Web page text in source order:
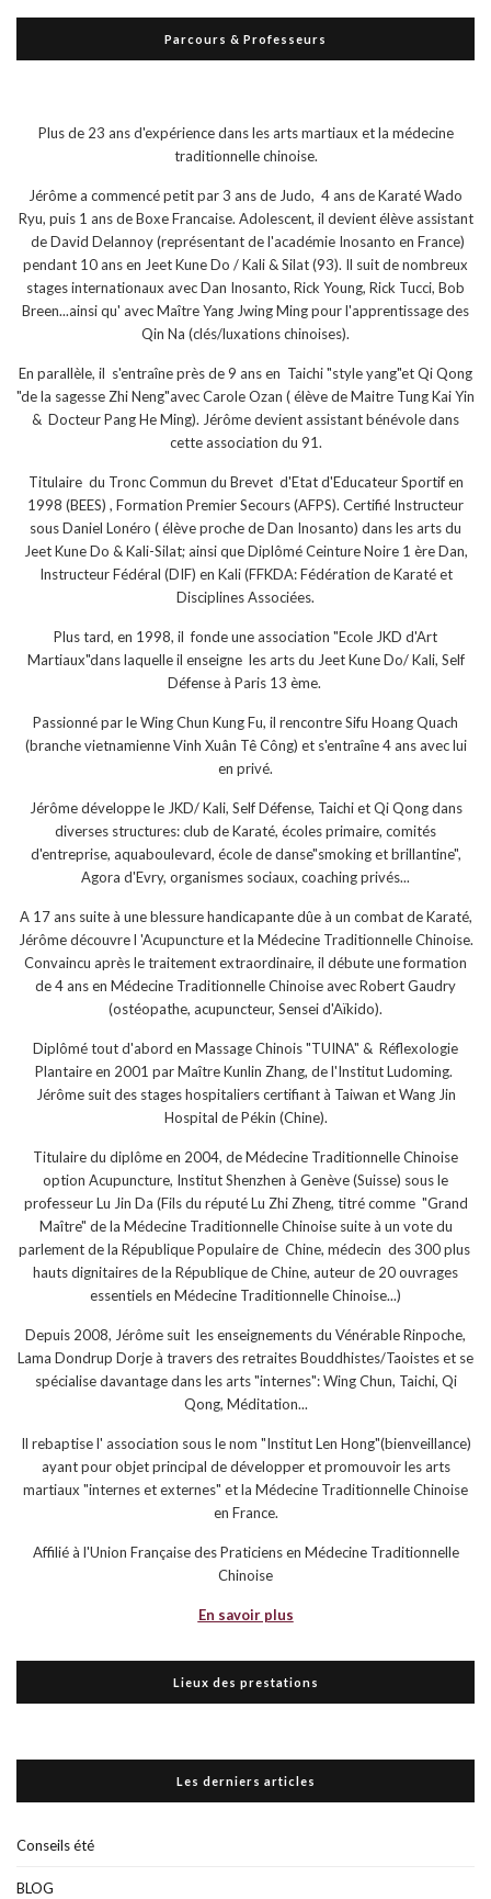
Parcours & Professeurs
Plus de 23 ans d'expérience dans les arts martiaux et la médecine
traditionnelle chinoise.
Jérôme a commencé petit par 3 ans de Judo, 4 ans de Karaté Wado
Ryu, puis 1 ans de Boxe Francaise. Adolescent, il devient élève assistant
de David Delannoy (représentant de l'académie Inosanto en France)
pendant 10 ans en Jeet Kune Do / Kali & Silat (93). Il suit de nombreux
stages internationaux avec Dan Inosanto, Rick Young, Rick Tucci, Bob
Breen...ainsi qu' avec Maître Yang Jwing Ming pour l'apprentissage des
Qin Na (clés/luxations chinoises).
En parallèle, il s'entraîne près de 9 ans en Taichi "style yang"et Qi Qong
"de la sagesse Zhi Neng"avec Carole Ozan ( élève de Maitre Tung Kai Yin
& Docteur Pang He Ming). Jérôme devient assistant bénévole dans
cette association du 91.
Titulaire du Tronc Commun du Brevet d'Etat d'Educateur Sportif en
1998 (BEES) , Formation Premier Secours (AFPS). Certifié Instructeur
sous Daniel Lonéro ( élève proche de Dan Inosanto) dans les arts du
Jeet Kune Do & Kali-Silat; ainsi que Diplômé Ceinture Noire 1 ère Dan,
Instructeur Fédéral (DIF) en Kali (FFKDA: Fédération de Karaté et
Disciplines Associées.
Plus tard, en 1998, il fonde une association "Ecole JKD d'Art
Martiaux"dans laquelle il enseigne les arts du Jeet Kune Do/ Kali, Self
Défense à Paris 13 ème.
Passionné par le Wing Chun Kung Fu, il rencontre Sifu Hoang Quach
(branche vietnamienne Vinh Xuân Tê Công) et s'entraîne 4 ans avec lui
en privé.
Jérôme développe le JKD/ Kali, Self Défense, Taichi et Qi Qong dans
diverses structures: club de Karaté, écoles primaire, comités
d'entreprise, aquaboulevard, école de danse"smoking et brillantine",
Agora d'Evry, organismes sociaux, coaching privés...
A 17 ans suite à une blessure handicapante dûe à un combat de Karaté,
Jérôme découvre l 'Acupuncture et la Médecine Traditionnelle Chinoise.
Convaincu après le traitement extraordinaire, il débute une formation
de 4 ans en Médecine Traditionnelle Chinoise avec Robert Gaudry
(ostéopathe, acupuncteur, Sensei d'Aïkido).
Diplômé tout d'abord en Massage Chinois "TUINA" & Réflexologie
Plantaire en 2001 par Maître Kunlin Zhang, de l'Institut Ludoming.
Jérôme suit des stages hospitaliers certifiant à Taiwan et Wang Jin
Hospital de Pékin (Chine).
Titulaire du diplôme en 2004, de Médecine Traditionnelle Chinoise
option Acupuncture, Institut Shenzhen à Genève (Suisse) sous le
professeur Lu Jin Da (Fils du réputé Lu Zhi Zheng, titré comme "Grand
Maître" de la Médecine Traditionnelle Chinoise suite à un vote du
parlement de la République Populaire de Chine, médecin des 300 plus
hauts dignitaires de la République de Chine, auteur de 20 ouvrages
essentiels en Médecine Traditionnelle Chinoise...)
Depuis 2008, Jérôme suit les enseignements du Vénérable Rinpoche,
Lama Dondrup Dorje à travers des retraites Bouddhistes/Taoistes et se
spécialise davantage dans les arts "internes": Wing Chun, Taichi, Qi
Qong, Méditation...
Il rebaptise l' association sous le nom "Institut Len Hong"(bienveillance)
ayant pour objet principal de développer et promouvoir les arts
martiaux "internes et externes" et la Médecine Traditionnelle Chinoise
en France.
Affilié à l'Union Française des Praticiens en Médecine Traditionnelle
Chinoise
En savoir plus
Lieux des prestations
Les derniers articles
Conseils été
BLOG